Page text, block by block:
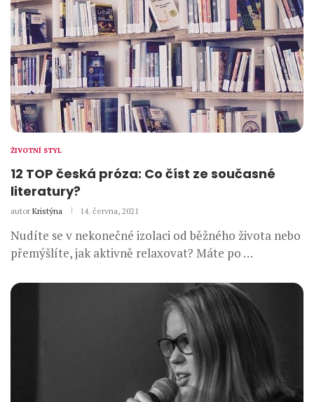
ŽIVOTNÍ STYL
12 TOP česká próza: Co číst ze současné
literatury?
autor Kristýna 14. června, 2021
Nudíte se v nekonečné izolaci od běžného života nebo
přemýšlíte, jak aktivně relaxovat? Máte po …